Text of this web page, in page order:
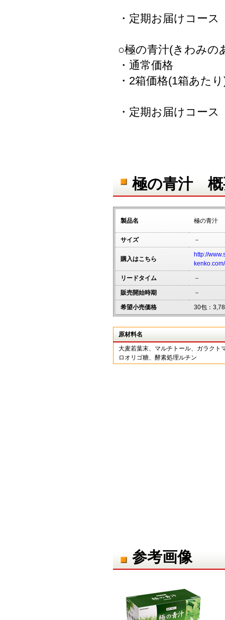
・定期お届け
○極の青汁(きわみ
・通常価
・2箱価格(1箱
・定期お届け
極の青汁 概
製品名 極の青汁
サイズ －
購入はこちら
http://
リードタイム －
販売開始時期 －
希望小売価格 30包：
原材料名
大麦若葉末、マルチトール、ガラクト
ロオリゴ糖、酵素処理ルチン
参考画像